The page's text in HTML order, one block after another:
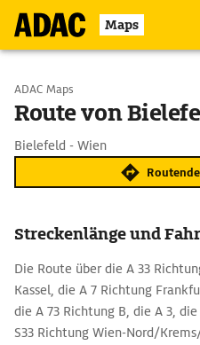
Maps
Start wählen
ADAC Maps
Route von
Bielefeld - Wien
Streckenlänge und
Die Route über die A 33
Kassel, die A 7 Richtung
die A 73 Richtung B, die A 3,
S33 Richtung Wien-Nord/